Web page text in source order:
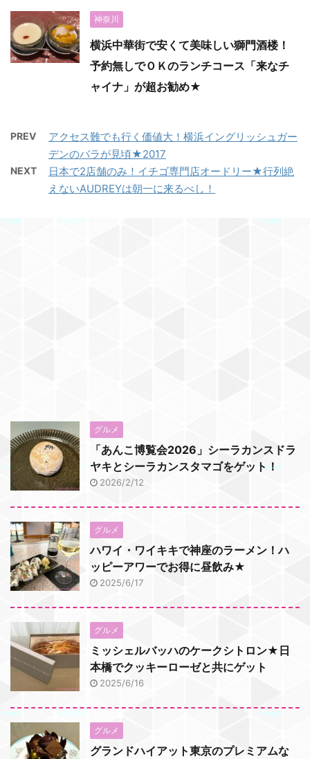
神奈川
横浜中華街で安くて美味しい獅門酒楼！
予約無しでＯＫのランチコース「来なチ
ャイナ」が超お勧め★
PREV
アクセス難でも行く価値大！横浜イングリッシュガー
デンのバラが見頃★2017
NEXT
日本で2店舗のみ！イチゴ専門店オードリー★行列絶
えないAUDREYは朝一に来るべし！
グルメ
「あんこ博覧会2026」シーラカンスドラ
ヤキとシーラカンスタマゴをゲット！
2026/2/12
グルメ
ハワイ・ワイキキで神座のラーメン！ハ
ッピーアワーでお得に昼飲み★
2025/6/17
グルメ
ミッシェルバッハのケークシトロン★日
本橋でクッキーローゼと共にゲット
2025/6/16
グルメ
グランドハイアット東京のプレミアムな